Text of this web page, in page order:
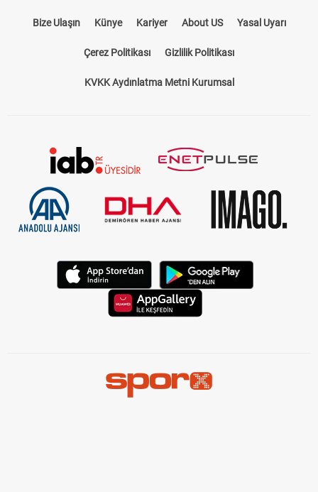
Bize Ulaşın Künye Kariyer About US Yasal Uyarı
Çerez Politikası Gizlilik Politikası
KVKK Aydınlatma Metni Kurumsal